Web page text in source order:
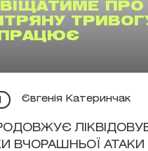
ПРО
ПРАЦЮЄ
Євгенія Катеринчак
ВЧОРАШНЬОЇ АТАКИ